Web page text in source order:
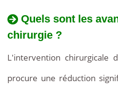
Quels sont les
chirurgie ?
L'intervention chirurgicale
procure une réduction